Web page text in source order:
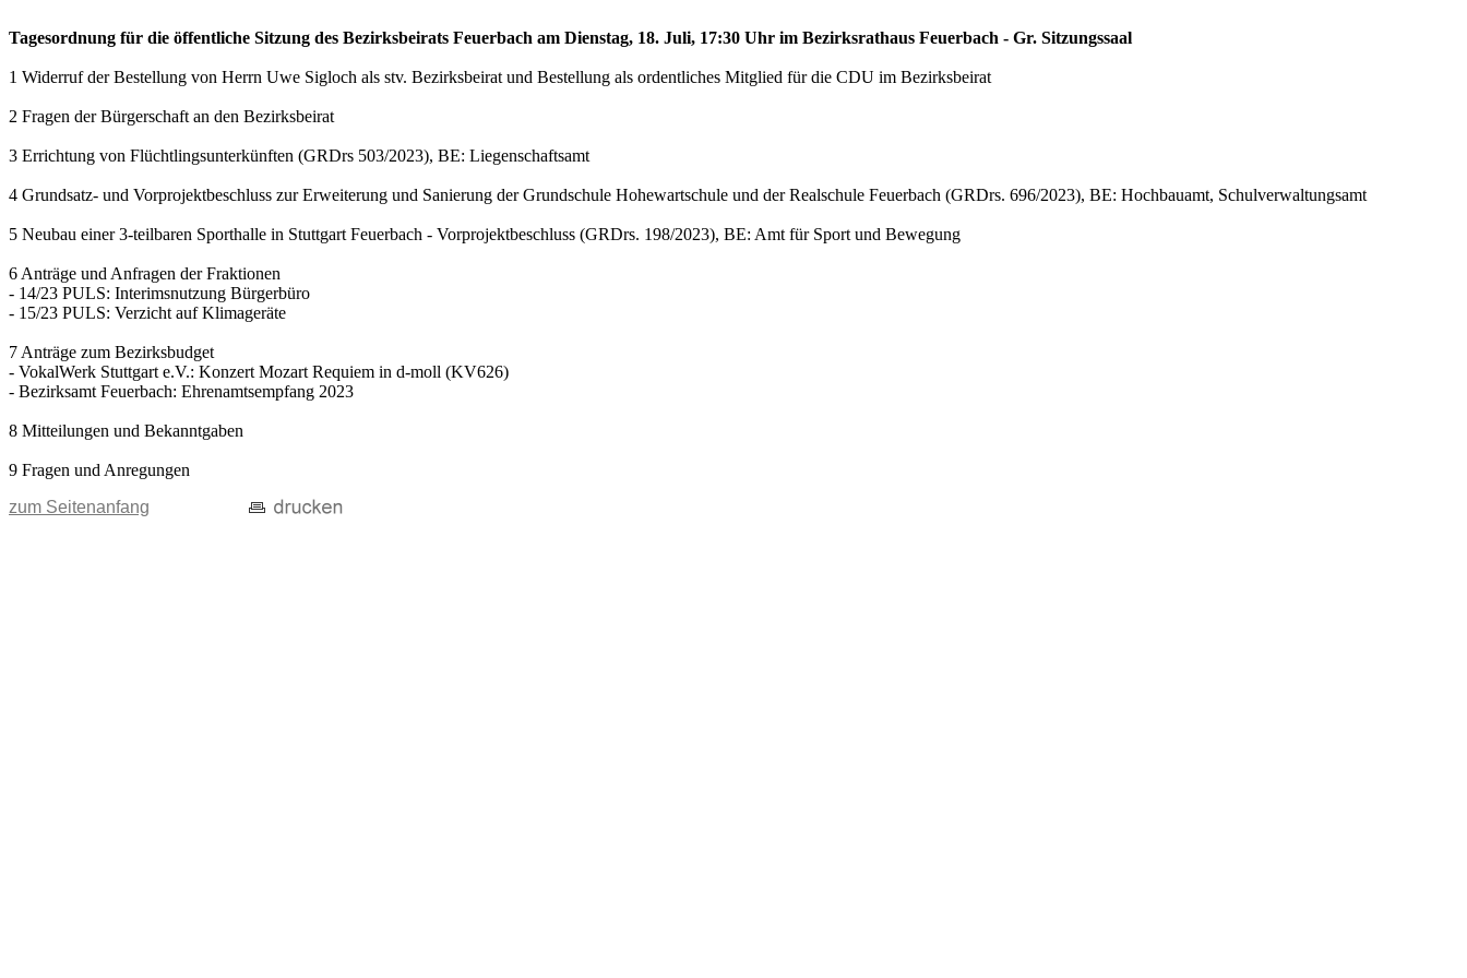
Tagesordnung für die öffentliche Sitzung des Bezirksbeirats Feuerbach am Dienstag, 18. Juli, 17:30 Uhr im Bezirksrathaus Feuerbach - Gr. Sitzungssaal
1 Widerruf der Bestellung von Herrn Uwe Sigloch als stv. Bezirksbeirat und Bestellung als ordentliches Mitglied für die CDU im Bezirksbeirat
2 Fragen der Bürgerschaft an den Bezirksbeirat
3 Errichtung von Flüchtlingsunterkünften (GRDrs 503/2023), BE: Liegenschaftsamt
4 Grundsatz- und Vorprojektbeschluss zur Erweiterung und Sanierung der Grundschule Hohewartschule und der Realschule Feuerbach (GRDrs. 696/2023), BE: Hochbauamt, Schulverwaltungsamt
5 Neubau einer 3-teilbaren Sporthalle in Stuttgart Feuerbach - Vorprojektbeschluss (GRDrs. 198/2023), BE: Amt für Sport und Bewegung
6 Anträge und Anfragen der Fraktionen
- 14/23 PULS: Interimsnutzung Bürgerbüro
- 15/23 PULS: Verzicht auf Klimageräte
7 Anträge zum Bezirksbudget
- VokalWerk Stuttgart e.V.: Konzert Mozart Requiem in d-moll (KV626)
- Bezirksamt Feuerbach: Ehrenamtsempfang 2023
8 Mitteilungen und Bekanntgaben
9 Fragen und Anregungen
zum Seitenanfang